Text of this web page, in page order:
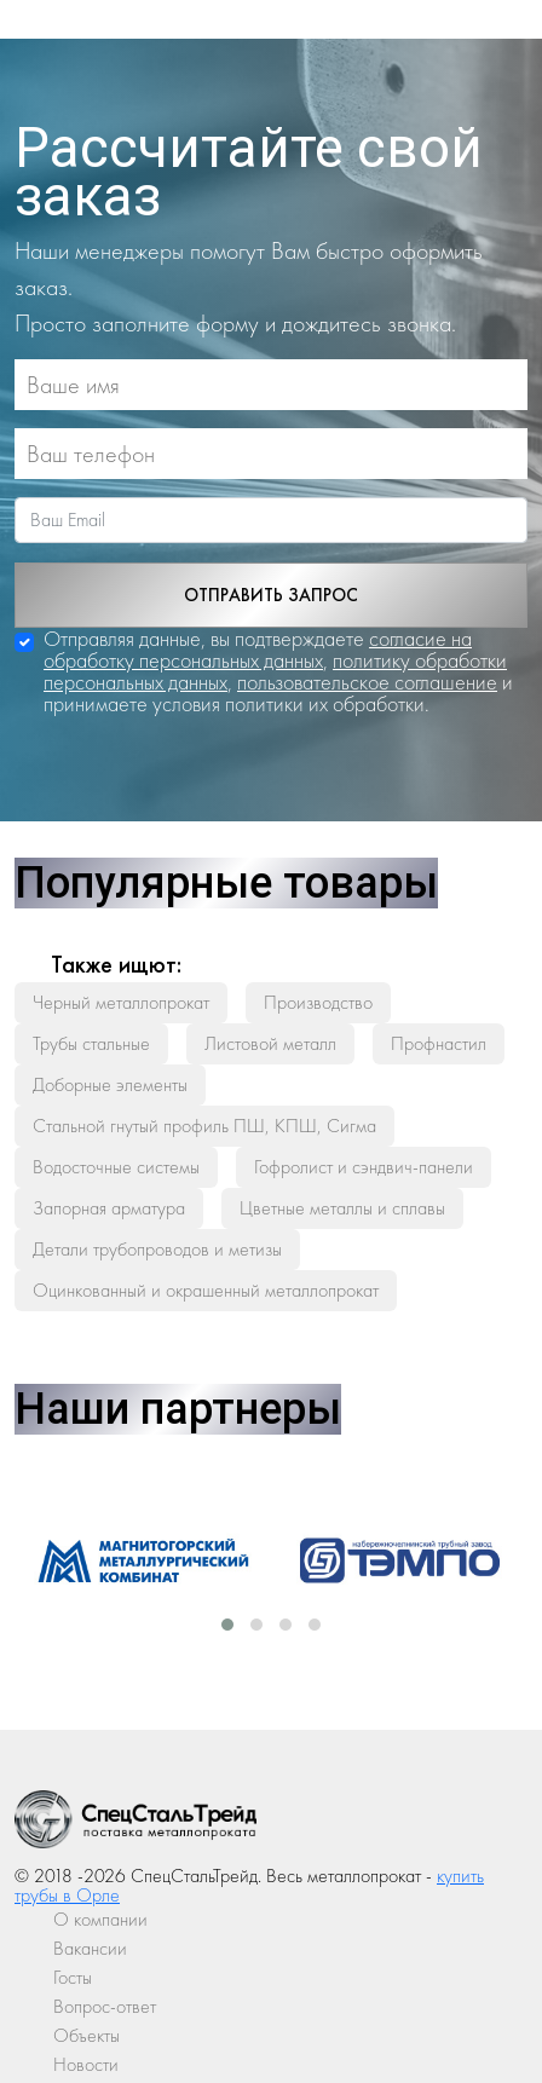
Рассчитайте свой
заказ
Наши менеджеры помогут Вам быстро оформить
заказ.
Просто заполните форму и дождитесь звонка.
ОТПРАВИТЬ ЗАПРОС
Отправляя данные, вы подтверждаете согласие на
обработку персональных данных, политику обработки
персональных данных, пользовательское соглашение и
принимаете условия политики их обработки.
Популярные товары
Также ищют:
Черный металлопрокат
Производство
Трубы стальные
Листовой металл
Профнастил
Доборные элементы
Стальной гнутый профиль ПШ, КПШ, Сигма
Водосточные системы
Гофролист и сэндвич-панели
Запорная арматура
Цветные металлы и сплавы
Детали трубопроводов и метизы
Оцинкованный и окрашенный металлопрокат
Наши партнеры
© 2018 -2026 СпецСтальТрейд. Весь металлопрокат - купить
трубы в Орле
О компании
Вакансии
Госты
Вопрос-ответ
Объекты
Новости